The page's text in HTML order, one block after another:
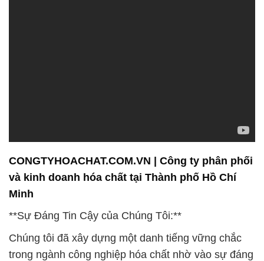
CONGTYHOACHAT.COM.VN | Công ty phân phối
và kinh doanh hóa chất tại Thành phố Hồ Chí
Minh
**Sự Đáng Tin Cậy của Chúng Tôi:**
Chúng tôi đã xây dựng một danh tiếng vững chắc
trong ngành công nghiệp hóa chất nhờ vào sự đáng